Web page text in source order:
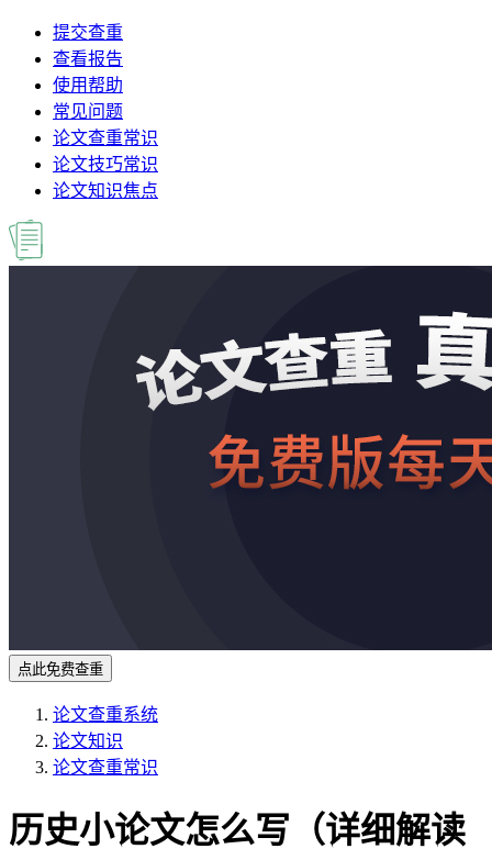
提交查重
查看报告
使用帮助
常见问题
论文查重常识
论文技巧常识
论文知识焦点
点此免费查重
论文查重系统
论文知识
论文查重常识
历史小论文怎么写（详细解读